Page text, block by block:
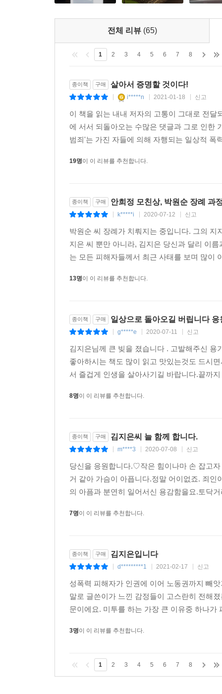
전체 리뷰 (65)
1 2 3 4 5 6 7 8
종이책 구매 살아서 증명할 것이다!
i*****n 2021-01-18 신고
이 책을 읽는 내내 저자의 고통이 그대로 전
에 서서 되돌아오는 수많은 댓글과 그로 인한
범죄'는 가진 자들에 의해 자행되는 일상적
19명이 이 리뷰를 추천합니다.
종이책 구매 안희정 모친상, 박원순 장례 과
k*****i 2020-07-12 신고
박원순 씨 장례가 치뤄지는 중입니다. 그의
지은 씨 뿐만 아니라, 김지은 당신과 달리 이
는 모든 피해자들께서 최근 사태를 보며 많이
13명이 이 리뷰를 추천합니다.
종이책 구매 일상으로 돌아오길 버립니다 응
g*****e 2020-07-11 신고
김지은님께 큰 빚을 졌습니다 . 고발해주신
좋아하시는 책도 많이 읽고 맛있는것도 드시
서 즐겁게 인생을 살아사기길 바랍니다.끝까
8명이 이 리뷰를 추천합니다.
종이책 구매 김지은씨 늘 함께 합니다.
m****3 2020-07-08 신고
당신을 응원합니다.♡작은 힘이나마 손 잡고
거 같아 가슴이 아픕니다.정말 어이없죠. 죄
의 아픔과 분연히 일어서신 용감함을요.토닥
7명이 이 리뷰를 추천합니다.
종이책 구매 김지은입니다
d*********1 2021-02-17 신고
성폭력 피해자가 인권에 이어 노동권까지 빼
말로 글쓴이가 느낀 감정들이 고스란히 전해
문이에요. 미투를 하는 가장 큰 이유중 하나
3명이 이 리뷰를 추천합니다.
1 2 3 4 5 6 7 8